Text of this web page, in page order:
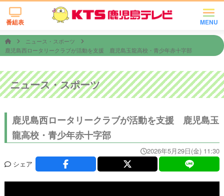
MENU
番組表
ニュース・スポーツ
鹿児島西ロータリークラブが活動を支援 鹿児島玉龍高校・青少年赤十字部
ニュース・スポーツ
鹿児島西ロータリークラブが活動を支援 鹿児島玉
龍高校・青少年赤十字部
2026年5月29日(金) 11:30
シェア